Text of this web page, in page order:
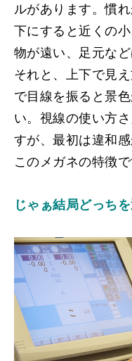
ルがあります。慣れ
下にすると近くの
物が遠い、足元な
それと、上下で見
で目線を振ると景
い。視線の使い方
すが、最初は違和
このメガネの特徴で
じゃぁ結局どっち